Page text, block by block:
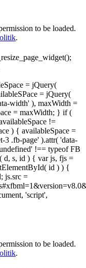
to be loaded.
.
= jQuery(
= jQuery(
width' ), maxWidth =
= maxWidth; } if (
!=
) { availableSpace =
.fb-page' ).attr( 'data-
!== typeof FB
s, id ) { var js, fjs =
id ) ) {
js.src =
'script',
to be loaded.
.